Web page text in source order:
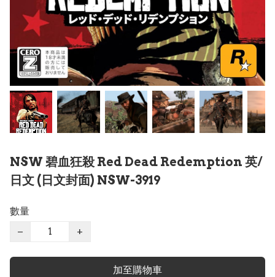
NSW 碧血狂殺 Red Dead Redemption 英/
日文 (日文封面) NSW-3919
數量
−
+
加至購物車